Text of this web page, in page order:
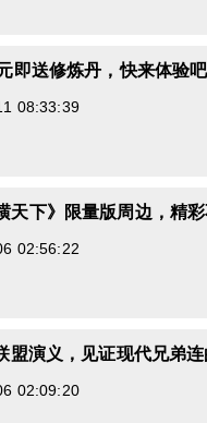
即送修炼丹，快来体验吧
08:33:39
天下》限量版周边，精彩
02:56:22
盟演义，见证现代兄弟
02:09:20